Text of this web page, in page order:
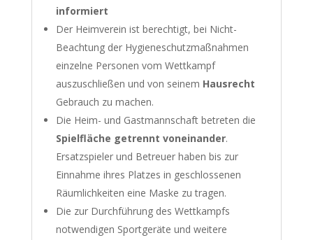
informiert
Der Heimverein ist berechtigt, bei Nicht-
Beachtung der Hygieneschutzmaßnahmen
einzelne Personen vom Wettkampf
auszuschließen und von seinem Hausrecht
Gebrauch zu machen.
Die Heim- und Gastmannschaft betreten die
Spielfläche getrennt voneinander.
Ersatzspieler und Betreuer haben bis zur
Einnahme ihres Platzes in geschlossenen
Räumlichkeiten eine Maske zu tragen.
Die zur Durchführung des Wettkampfs
notwendigen Sportgeräte und weitere